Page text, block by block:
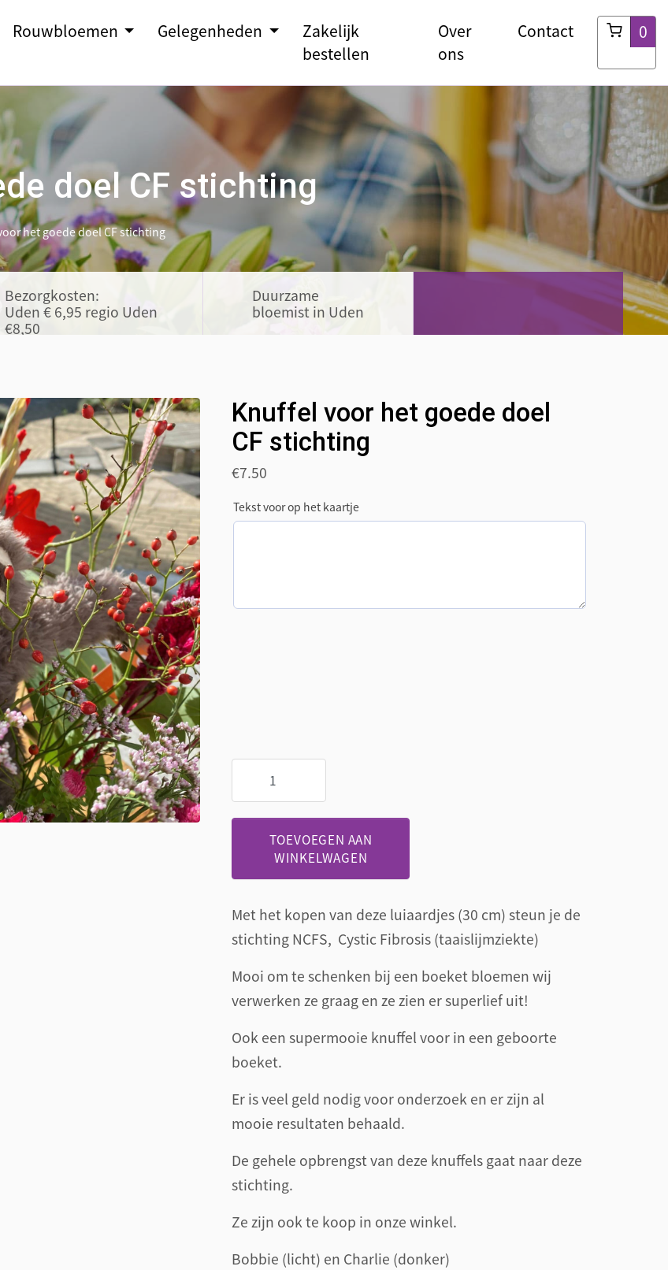
Rouwbloemen Gelegenheden
Zakelijk
bestellen
Over
ons
Contact 0
doel CF stichting
het goede doel CF stichting
Bezorgkosten:
Uden € 6,95 regio Uden
€8,50
Duurzame
bloemist in Uden
Knuffel voor het goede doel
CF stichting
€7.50
Tekst voor op het kaartje
het
aantal
TOEVOEGEN AAN
WINKELWAGEN
Met het kopen van deze luiaardjes (30 cm) steun je de
stichting NCFS, Cystic Fibrosis (taaislijmziekte)
Mooi om te schenken bij een boeket bloemen wij
verwerken ze graag en ze zien er superlief uit!
Ook een supermooie knuffel voor in een geboorte
boeket.
Er is veel geld nodig voor onderzoek en er zijn al
mooie resultaten behaald.
De gehele opbrengst van deze knuffels gaat naar deze
stichting.
Ze zijn ook te koop in onze winkel.
Bobbie (licht) en Charlie (donker)